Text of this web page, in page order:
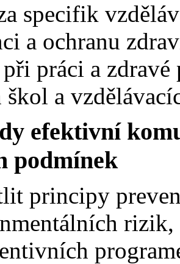
specifik
a ochranu
práci a
škol a
efektivní
podmínek
principy